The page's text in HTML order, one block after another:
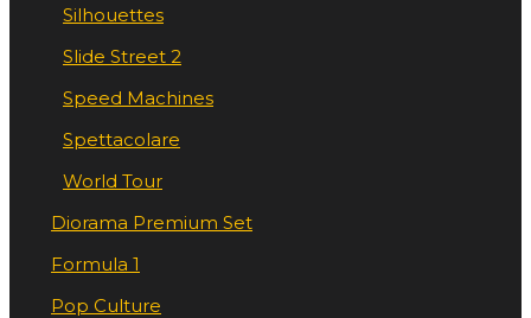
Silhouettes
Slide Street 2
Speed Machines
Spettacolare
World Tour
Diorama Premium Set
Formula 1
Pop Culture